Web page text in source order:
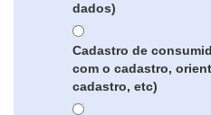
dados)
Cadastro de
com o cadastro,
cadastro, etc)